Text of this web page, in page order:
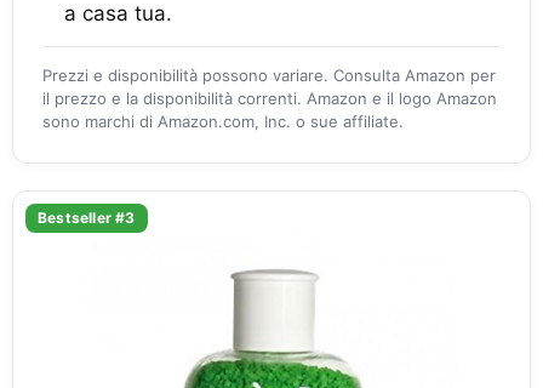
a casa tua.
Prezzi e disponibilità possono variare. Consulta Amazon per
il prezzo e la disponibilità correnti. Amazon e il logo Amazon
sono marchi di Amazon.com, Inc. o sue affiliate.
Bestseller #3